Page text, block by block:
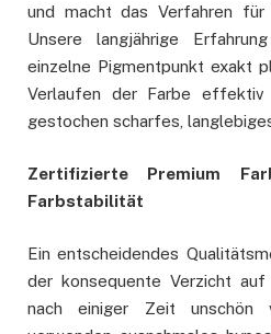
und macht das Verfahren für
Unsere langjährige
einzelne Pigmentpunkt exakt
Verlaufen der Farbe
gestochen scharfes,
Zertifizierte Premium
Farbstabilität
Ein entscheidendes
der konsequente Verzicht
nach einiger Zeit unschön